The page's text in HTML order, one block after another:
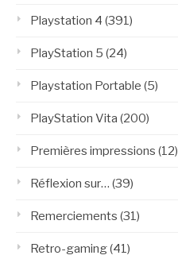
Playstation 4 (391)
PlayStation 5 (24)
Playstation Portable (5)
PlayStation Vita (200)
Premières impressions (12)
Réflexion sur… (39)
Remerciements (31)
Retro-gaming(41)